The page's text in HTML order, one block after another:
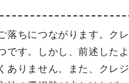
落ちにつながります。クレ
です。しかし、前述したよ
ありません。また、クレジ